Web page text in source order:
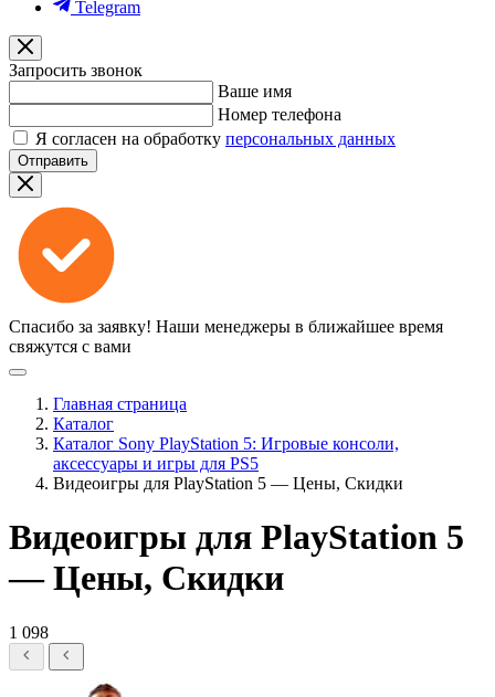
Telegram
Запросить звонок
Ваше имя
Номер телефона
Я согласен на обработку персональных данных
Отправить
Спасибо за заявку! Наши менеджеры в ближайшее время
свяжутся с вами
Главная страница
Каталог
Каталог Sony PlayStation 5: Игровые консоли,
аксессуары и игры для PS5
Видеоигры для PlayStation 5 — Цены, Скидки
Видеоигры для PlayStation 5
— Цены, Скидки
1 098